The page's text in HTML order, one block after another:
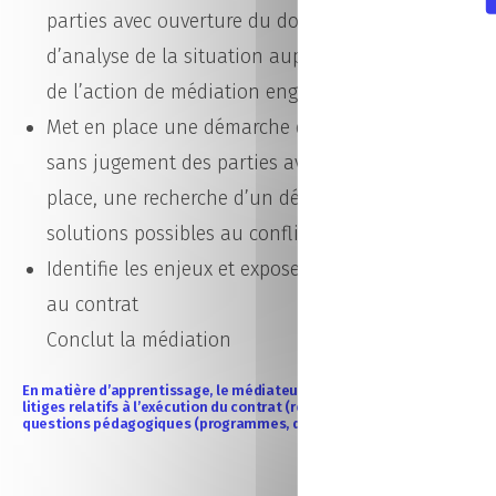
parties avec ouverture du dossier de médiation et
d’analyse de la situation auprès de l’autre partie,
de l’action de médiation engagée
Met en place une démarche d’investigation, par
sans jugement des parties avec des entretiens
place, une recherche d’un début d’engagement des
solutions possibles au conflit
Identifie les enjeux et expose des résolutions
au contrat
Conclut la médiation
En matière d’apprentissage, le médiateur consulaire est compétent
litiges relatifs à l’exécution du contrat (rémunération, temps de
questions pédagogiques (programmes, diplômes, changement de